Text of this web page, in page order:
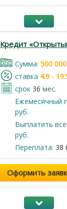
Кредит
Cумма: 500 000
cтавка 4.9 -
срок 36 мес.
Ежемесячный
руб.
Выплатить
руб.
Переплата: 38
Оформить